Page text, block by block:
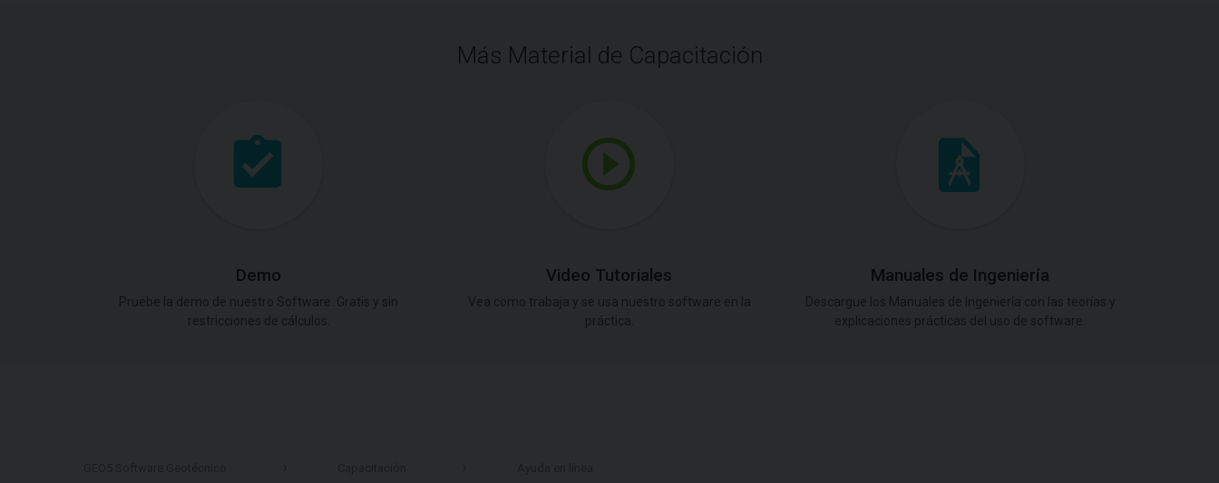
Más Material de Capacitación
Demo Video Tutoriales Manuales de Ingeniería